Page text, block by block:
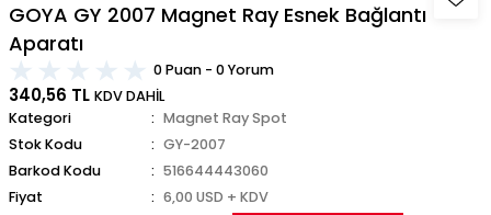
GOYA GY 2007 Magnet Ray Esnek Bağlantı
Aparatı
0 Puan - 0 Yorum
340,56 TL KDV DAHİL
Kategori
Magnet Ray Spot
Stok Kodu
GY-2007
Barkod Kodu
516644443060
Fiyat
6,00 USD + KDV